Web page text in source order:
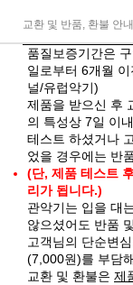
교환 및 반품, 환불 안내
품질보증기간은
일로부터 6개월
널/유럽악기)
제품을 받으신 후
의 특성상 7일 이
테스트 하셨거나
었을 경우에는 반
(단, 제품 테스트
리가 됩니다.)
관악기는 입을 대
않으셨어도 반품
고객님의 단순변
(7,000원)를 부담
교환 및 환불은 제